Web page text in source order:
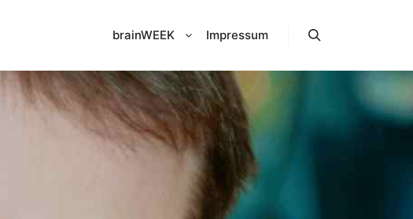
brainWEEK Impressum